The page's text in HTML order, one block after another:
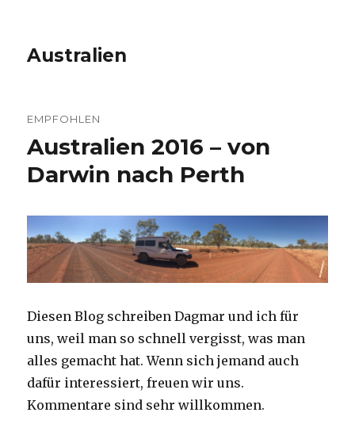
Australien
EMPFOHLEN
Australien 2016 – von
Darwin nach Perth
Diesen Blog schreiben Dagmar und ich für
uns, weil man so schnell vergisst, was man
alles gemacht hat. Wenn sich jemand auch
dafür interessiert, freuen wir uns.
Kommentare sind sehr willkommen.